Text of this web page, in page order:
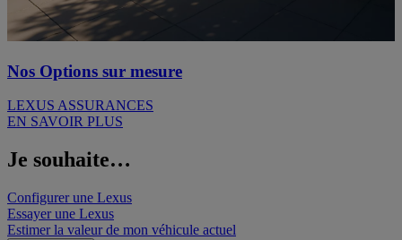
Nos Options sur mesure
LEXUS ASSURANCES
EN SAVOIR PLUS
Je souhaite…
Configurer une Lexus
Essayer une Lexus
Estimer la valeur de mon véhicule actuel